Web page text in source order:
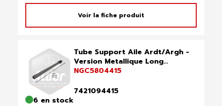
Voir la fiche produit
Tube Support Aile Ardt/Argh -
Version Metallique Long...
NGC5804415
7421094415
6 en stock